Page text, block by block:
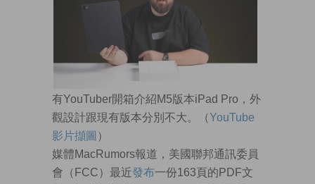
有YouTuber開箱介紹M5版本iPad Pro，外
觀設計跟現有版本分別不大。（YouTube
影片擷圖 ）
媒體MacRumors報道，美國聯邦通訊委員
會（FCC）最近發布一份163頁的PDF文